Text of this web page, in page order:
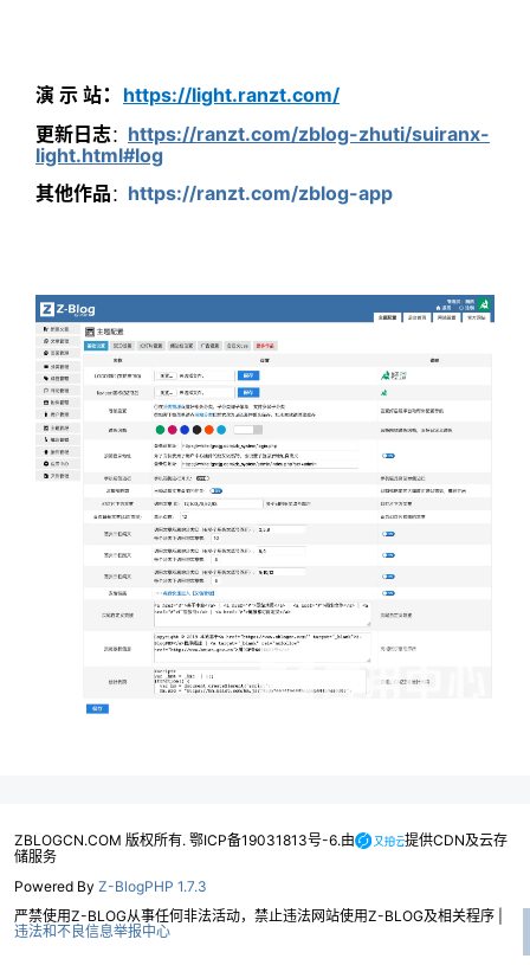
演 示 站： https://light.ranzt.com/
更新日志： https://ranzt.com/zblog-zhuti/suiranx-
light.html#log
其他作品： https://ranzt.com/zblog-app
ZBLOGCN.COM 版权所有. 鄂ICP备19031813号-6.由
提供CDN及云存
储服务
Powered By Z-BlogPHP 1.7.3
严禁使用Z-BLOG从事任何非法活动，禁止违法网站使用Z-BLOG及相关程序 |
违法和不良信息举报中心